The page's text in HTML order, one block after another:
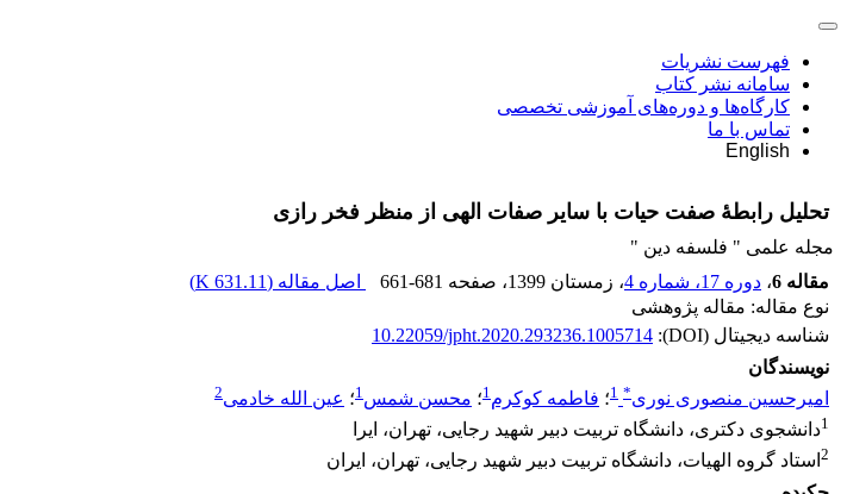
فهرست نشریات
سامانه نشر کتاب
کارگاه‌ها و دوره‌های آموزشی تخصصی
تماس با ما
English
تحلیل رابطۀ صفت حیات با سایر صفات الهی از منظر فخر رازی
مجله علمی " فلسفه دین "
مقاله 6
، دوره 17، شماره 4 ، زمستان 1399 ، صفحه 661-681 اصل مقاله (631.11 K
)
نوع مقاله: مقاله پژوهشی
شناسه دیجیتال (DOI):
10.22059/jpht.2020.293236.1005714
نویسندگان
امیرحسین منصوری نوری*
1؛ فاطمه کوکرم1؛ محسن شمس1؛ عین الله خادمی2
1دانشجوی دکتری، دانشگاه تربیت دبیر شهید رجایی، تهران، ایرا
2 استاد گروه الهیات، دانشگاه تربیت دبیر شهید رجایی، تهران، ایران